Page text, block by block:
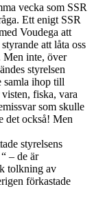
vecka som SSR
Ett enigt SSR
Voudega att
att låta oss
Men inte, över
styrelsen
samla ihop till
fiska, vara
som skulle
det också! Men
styrelsens
– de är
tolkning av
förkastade